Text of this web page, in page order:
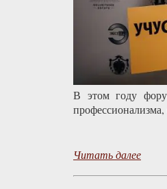
В этом году
Читать далее